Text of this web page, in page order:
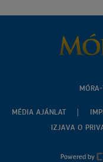
MÉDIA AJÁNLAT
IZJAVA O
Powered by